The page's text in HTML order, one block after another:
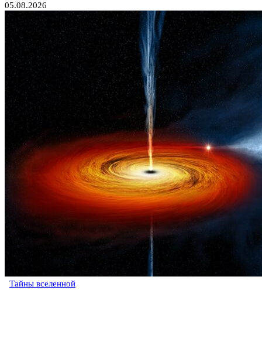
05.08.2026
Тайны вселенной